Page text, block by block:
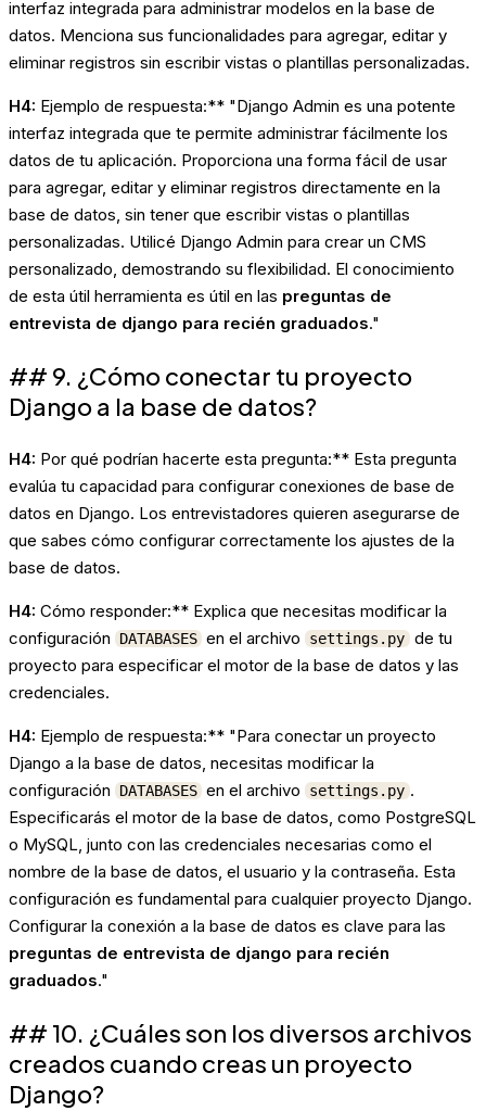
interfaz integrada para administrar modelos en la base de
datos. Menciona sus funcionalidades para agregar, editar y
eliminar registros sin escribir vistas o plantillas personalizadas.
H4: Ejemplo de respuesta:** "Django Admin es una potente
interfaz integrada que te permite administrar fácilmente los
datos de tu aplicación. Proporciona una forma fácil de usar
para agregar, editar y eliminar registros directamente en la
base de datos, sin tener que escribir vistas o plantillas
personalizadas. Utilicé Django Admin para crear un CMS
personalizado, demostrando su flexibilidad. El conocimiento
de esta útil herramienta es útil en las preguntas de
entrevista de django para recién graduados."
## 9. ¿Cómo conectar tu proyecto
Django a la base de datos?
H4: Por qué podrían hacerte esta pregunta:** Esta pregunta
evalúa tu capacidad para configurar conexiones de base de
datos en Django. Los entrevistadores quieren asegurarse de
que sabes cómo configurar correctamente los ajustes de la
base de datos.
H4: Cómo responder:** Explica que necesitas modificar la
configuración
DATABASES en el archivo settings.py de tu
proyecto para especificar el motor de la base de datos y las
credenciales.
H4: Ejemplo de respuesta:** "Para conectar un proyecto
Django a la base de datos, necesitas modificar la
configuración
DATABASES en el archivo settings.py .
Especificarás el motor de la base de datos, como PostgreSQL
o MySQL, junto con las credenciales necesarias como el
nombre de la base de datos, el usuario y la contraseña. Esta
configuración es fundamental para cualquier proyecto Django.
Configurar la conexión a la base de datos es clave para las
preguntas de entrevista de django para recién
graduados."
## 10. ¿Cuáles son los diversos archivos
creados cuando creas un proyecto
Django?